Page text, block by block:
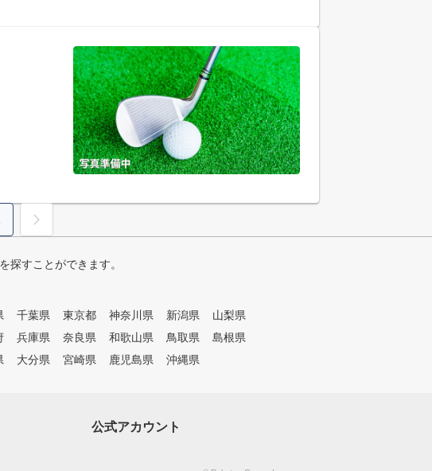
探すことができます。
千葉県 東京都 神奈川県 新潟県
山梨県
兵庫県 奈良県 和歌山県 鳥取県
島根県
大分県 宮崎県 鹿児島県 沖縄県
公式アカウント